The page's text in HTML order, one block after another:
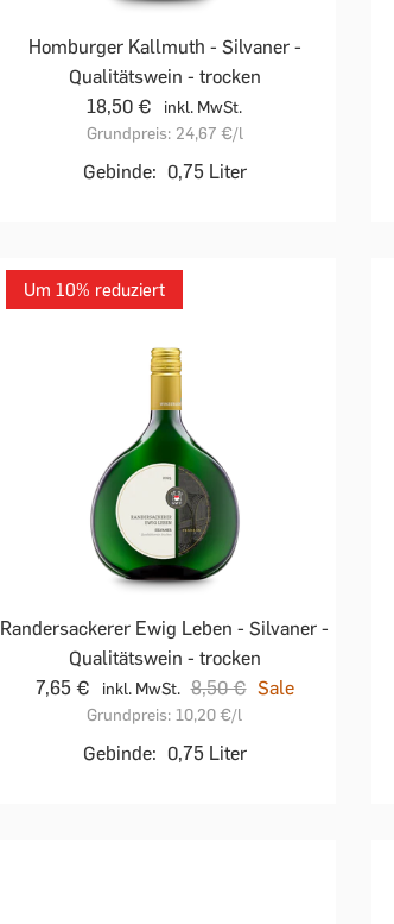
Homburger Kallmuth - Silvaner -
Qualitätswein - trocken
18,50 €
inkl. MwSt.
Grundpreis: 24,67 €/l
Gebinde: 0,75 Liter
Um 10% reduziert
Randersackerer Ewig Leben - Silvaner -
Qualitätswein - trocken
7,65 €
inkl. MwSt. 8,50 € Sale
Grundpreis: 10,20 €/l
Gebinde: 0,75 Liter